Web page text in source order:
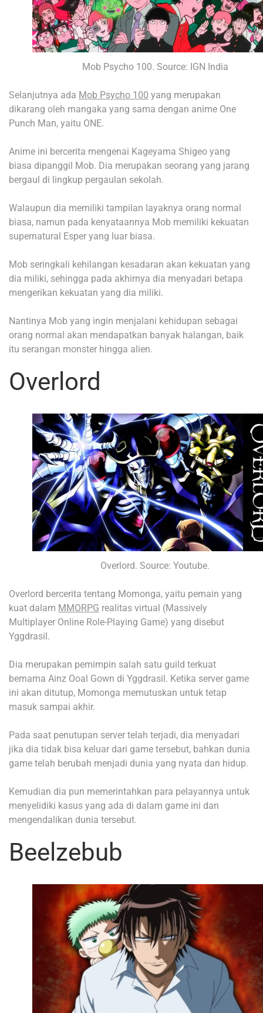
Mob Psycho 100. Source: IGN India
Selanjutnya ada Mob Psycho 100 yang merupakan
dikarang oleh mangaka yang sama dengan anime One
Punch Man, yaitu ONE.
Anime ini bercerita mengenai Kageyama Shigeo yang
biasa dipanggil Mob. Dia merupakan seorang yang jarang
bergaul di lingkup pergaulan sekolah.
Walaupun dia memiliki tampilan layaknya orang normal
biasa, namun pada kenyataannya Mob memiliki kekuatan
supernatural Esper yang luar biasa.
Mob seringkali kehilangan kesadaran akan kekuatan yang
dia miliki, sehingga pada akhirnya dia menyadari betapa
mengerikan kekuatan yang dia miliki.
Nantinya Mob yang ingin menjalani kehidupan sebagai
orang normal akan mendapatkan banyak halangan, baik
itu serangan monster hingga alien.
Overlord
Overlord. Source: Youtube.
Overlord bercerita tentang Momonga, yaitu pemain yang
kuat dalam MMORPG realitas virtual (Massively
Multiplayer Online Role-Playing Game) yang disebut
Yggdrasil.
Dia merupakan pemimpin salah satu guild terkuat
bernama Ainz Ooal Gown di Yggdrasil. Ketika server game
ini akan ditutup, Momonga memutuskan untuk tetap
masuk sampai akhir.
Pada saat penutupan server telah terjadi, dia menyadari
jika dia tidak bisa keluar dari game tersebut, bahkan dunia
game telah berubah menjadi dunia yang nyata dan hidup.
Kemudian dia pun memerintahkan para pelayannya untuk
menyelidiki kasus yang ada di dalam game ini dan
mengendalikan dunia tersebut.
Beelzebub